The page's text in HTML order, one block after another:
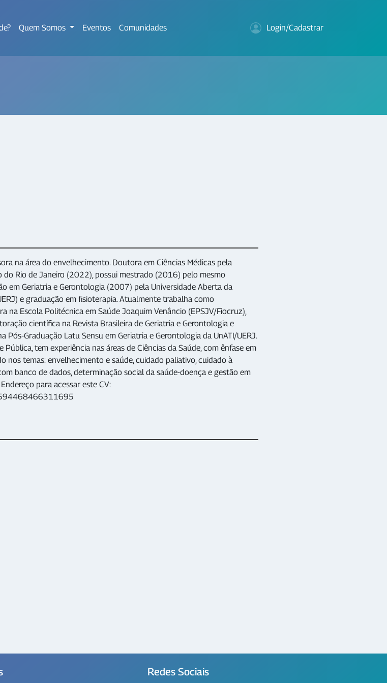
Quem Somos Eventos Comunidades Login/Cadastrar
na área do envelhecimento. Doutora em Ciências Médicas pela
do Rio de Janeiro (2022), possui mestrado (2016) pelo mesmo
em Geriatria e Gerontologia (2007) pela Universidade Aberta da
e graduação em fisioterapia. Atualmente trabalha como
na Escola Politécnica em Saúde Joaquim Venâncio (EPSJV/Fiocruz),
científica na Revista Brasileira de Geriatria e Gerontologia e
Pós-Graduação Latu Sensu em Geriatria e Gerontologia da UnATI/UERJ.
Pública, tem experiência nas áreas de Ciências da Saúde, com ênfase em
nos temas: envelhecimento e saúde, cuidado paliativo, cuidado à
banco de dados, determinação social da saúde-doença e gestão em
para acessar este CV:
Redes Sociais